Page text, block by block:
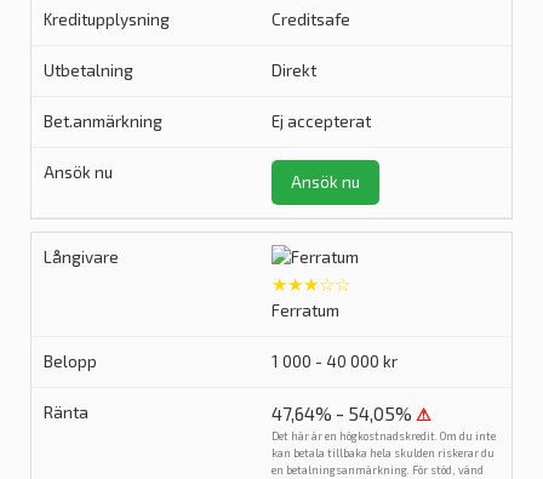
Creditsafe
Direkt
Ej accepterat
Ansök nu
★★★☆☆
Ferratum
1 000 - 40 000 kr
47,64% - 54,05% ⚠
Det här är en högkostnadskredit. Om du inte
kan betala tillbaka hela skulden riskerar du
en betalningsanmärkning. För stöd, vänd